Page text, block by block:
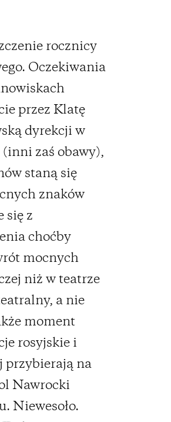
rocznicy
Oczekiwania
przez Klatę
dyrekcji w
zaś obawy),
staną się
znaków
się z
choćby
mocnych
niż w teatrze
a nie
moment
rosyjskie i
przybierają na
Nawrocki
Niewesoło.